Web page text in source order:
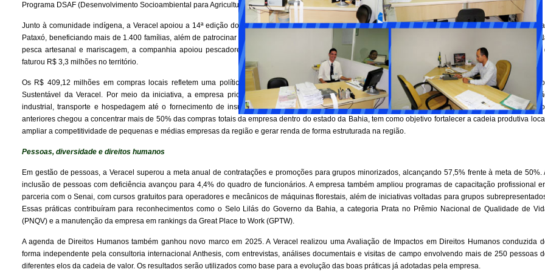
Programa DSAF (Desenvolvimento Socioambiental para Agricultura Familiar), o Agrovida e projetos de agroecologia e recuperação de áreas.
Junto à comunidade indígena, a Veracel apoiou a 14ª edição do programa Educação é Vida, com a entrega de cerca de 5.500 kits escolares em 34
Pataxó, beneficiando mais de 1.400 famílias, além de patrocinar eventos como os Jogos Indígenas de Coroa Vermelha, que reuniram 8.600 participantes.
pesca artesanal e mariscagem, a companhia apoiou pescadores(as) e catadoras de mariscos, em um setor que registrou 158,9 toneladas de pescado
faturou R$ 3,3 milhões no território.
Os R$ 409,12 milhões em compras locais refletem uma política deliberada de desenvolvimento territorial, operacionalizada pelo Programa
Sustentável da Veracel. Por meio da iniciativa, a empresa prioriza fornecedores da região em contratos que abrangem desde serviços de
industrial, transporte e hospedagem até o fornecimento de insumos, peças e materiais para as operações florestais e fabris. O programa, que em
anteriores chegou a concentrar mais de 50% das compras totais da empresa dentro do estado da Bahia, tem como objetivo fortalecer a cadeia produtiva
ampliar a competitividade de pequenas e médias empresas da região e gerar renda de forma estruturada na região.
Pessoas, diversidade e direitos humanos
Em gestão de pessoas, a Veracel superou a meta anual de contratações e promoções para grupos minorizados, alcançando 57,5% frente à meta de 50%.
inclusão de pessoas com deficiência avançou para 4,4% do quadro de funcionários. A empresa também ampliou programas de capacitação profissional
parceria com o Senai, com cursos gratuitos para operadores e mecânicos de máquinas florestais, além de iniciativas voltadas para grupos
Essas práticas contribuíram para reconhecimentos como o Selo Lilás do Governo da Bahia, a categoria Prata no Prêmio Nacional de Qualidade de
(PNQV) e a manutenção da empresa em rankings da Great Place to Work (GPTW).
A agenda de Direitos Humanos também ganhou novo marco em 2025. A Veracel realizou uma Avaliação de Impactos em Direitos Humanos conduzida
forma independente pela consultoria internacional Anthesis, com entrevistas, análises documentais e visitas de campo envolvendo mais de 250 pessoas
diferentes elos da cadeia de valor. Os resultados serão utilizados como base para a evolução das boas práticas já adotadas pela empresa.